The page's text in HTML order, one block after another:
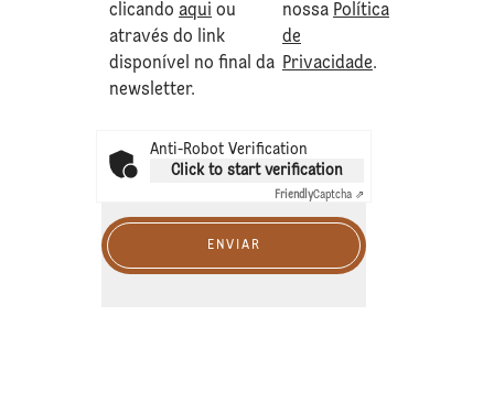
clicando aqui ou
através do link
disponível no final da
newsletter.
nossa Política
de
Privacidade.
Anti-Robot Verification
Click to start verification
FriendlyCaptcha ⇗
ENVIAR